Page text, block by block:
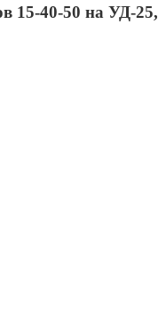
15-40-50 на УД-25,